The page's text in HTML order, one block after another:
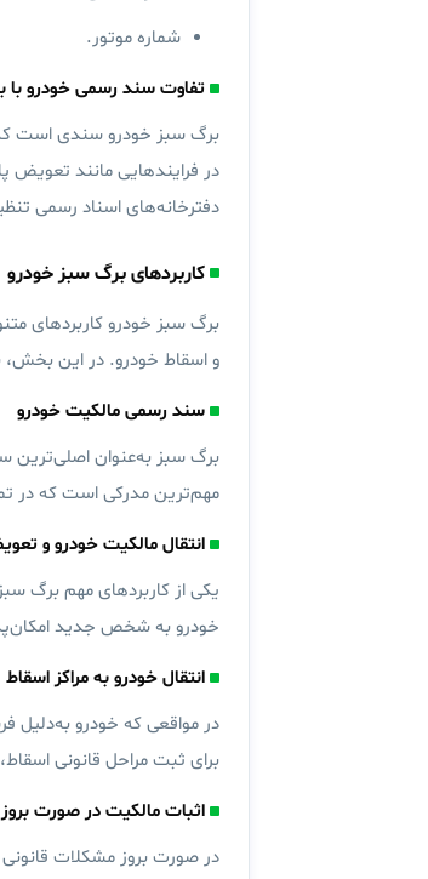
شماره موتور.
تفاوت سند رسمی خودرو
برگ سبز خودرو سندی است که
در فرایندهایی مانند تعویض
دفترخانه‌های اسناد رسمی
کاربردهای برگ سبز خودرو
برگ سبز خودرو کاربردهای
و اسقاط خودرو. در این بخش،
سند رسمی مالکیت خودرو
برگ سبز به‌عنوان اصلی‌ترین
مهم‌ترین مدرکی است که در
انتقال مالکیت خودرو و
یکی از کاربردهای مهم برگ
خودرو به شخص جدید
انتقال خودرو به مراکز اسقاط
در مواقعی که خودرو به‌دلیل
برای ثبت مراحل قانونی اسقاط،
اثبات مالکیت در صورت
در صورت بروز مشکلات